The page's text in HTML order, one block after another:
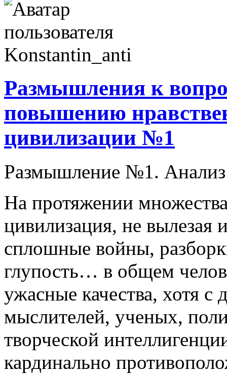
Размышления к
повышению
цивилизации №1
Размышление №1. Анализ
На протяжении
цивилизация, не вылезая
сплошные войны,
глупость… в общем
ужасные качества, хотя
мыслителей, ученых,
творческой
кардинально